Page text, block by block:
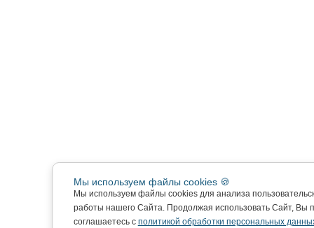
Мы используем файлы cookies 🍪
Мы используем файлы cookies для анализа
работы нашего Сайта. Продолжая использовать Сайт, Вы
соглашаетесь с политикой обработки персональных